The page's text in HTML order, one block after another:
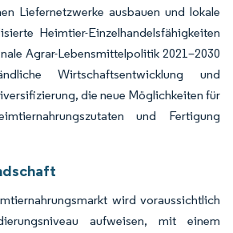
Liefernetzwerke ausbauen und lokale
Heimtier-Einzelhandelsfähigkeiten
Agrar-Lebensmittelpolitik 2021–2030
Wirtschaftsentwicklung und
die neue Möglichkeiten für
und Fertigung
wird voraussichtlich
aufweisen, mit einem